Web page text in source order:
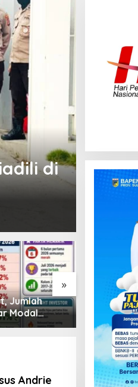
di
»
Terkini
Juni
Kondisi
Sektor
Pensiun
Andrie